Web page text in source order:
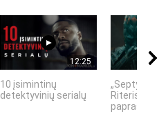
12:25
10 įsimintinų
detektyvinių serialų
„Septynių
Riteris" – kai